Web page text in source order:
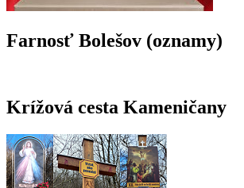
Farnosť Bolešov (oznamy)
Krížová cesta Kameničany